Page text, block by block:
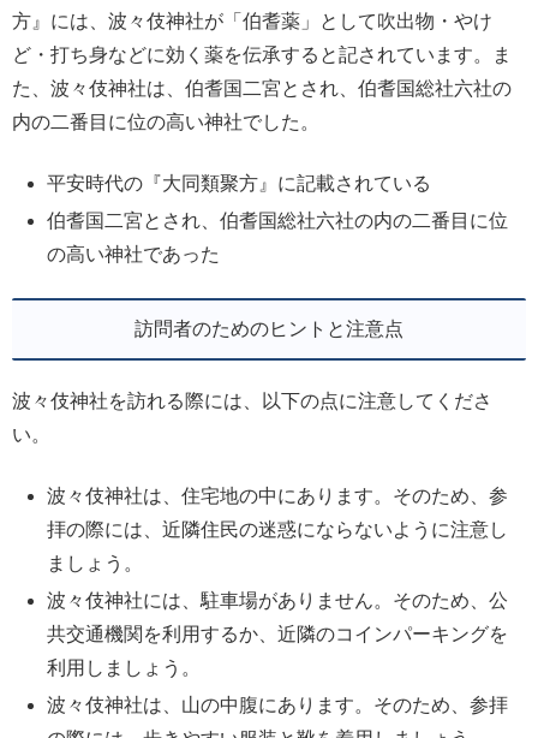
方』には、波々伎神社が「伯耆薬」として吹出物・やけ
ど・打ち身などに効く薬を伝承すると記されています。ま
た、波々伎神社は、伯耆国二宮とされ、伯耆国総社六社の
内の二番目に位の高い神社でした。
平安時代の『大同類聚方』に記載されている
伯耆国二宮とされ、伯耆国総社六社の内の二番目に位
の高い神社であった
訪問者のためのヒントと注意点
波々伎神社を訪れる際には、以下の点に注意してくださ
い。
波々伎神社は、住宅地の中にあります。そのため、参
拝の際には、近隣住民の迷惑にならないように注意し
ましょう。
波々伎神社には、駐車場がありません。そのため、公
共交通機関を利用するか、近隣のコインパーキングを
利用しましょう。
波々伎神社は、山の中腹にあります。そのため、参拝